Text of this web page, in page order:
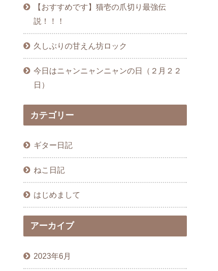
【おすすめです】猫壱の爪切り最強伝
説！！！
久しぶりの甘えん坊ロック
今日はニャンニャンニャンの日（２月２２
日）
カテゴリー
ギター日記
ねこ日記
はじめまして
アーカイブ
2023年6月